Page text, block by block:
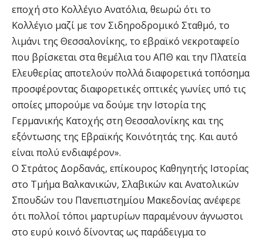
εποχή στο Κολλέγιο Ανατόλια, θεωρώ ότι το
Κολλέγιο μαζί με τον Σιδηροδρομικό Σταθμό, το
λιμάνι της Θεσσαλονίκης, το εβραϊκό νεκροταφείο
που βρίσκεται στα θεμέλια του ΑΠΘ και την Πλατεία
Ελευθερίας αποτελούν πολλά διαφορετικά τοπόσημα
προσφέροντας διαφορετικές οπτικές γωνίες υπό τις
οποίες μπορούμε να δούμε την Ιστορία της
Γερμανικής Κατοχής στη Θεσσαλονίκης και της
εξόντωσης της Εβραϊκής Κοινότητάς της. Και αυτό
είναι πολύ ενδιαφέρον».
Ο Στράτος Δορδανάς, επίκουρος Καθηγητής Ιστορίας
στο Τμήμα Βαλκανικών, Σλαβικών και Ανατολικών
Σπουδών του Πανεπιστημίου Μακεδονίας ανέφερε
ότι πολλοί τόποι μαρτυρίων παραμένουν άγνωστοι
στο ευρύ κοινό δίνοντας ως παράδειγμα το